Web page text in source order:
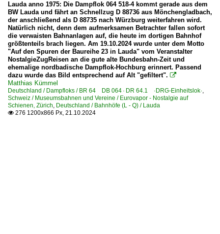
Lauda anno 1975: Die Dampflok 064 518-4 kommt gerade aus dem
BW Lauda und fährt an Schnellzug D 88736 aus Mönchengladbach,
der anschließend als D 88735 nach Würzburg weiterfahren wird.
Natürlich nicht, denn dem aufmerksamen Betrachter fallen sofort
die verwaisten Bahnanlagen auf, die heute im dortigen Bahnhof
größtenteils brach liegen. Am 19.10.2024 wurde unter dem Motto
"Auf den Spuren der Baureihe 23 in Lauda" vom Veranstalter
NostalgieZugReisen an die gute alte Bundesbahn-Zeit und
ehemalige nordbadische Dampflok-Hochburg erinnert. Passend
dazu wurde das Bild entsprechend auf Alt "gefiltert". 
Matthias Kümmel
Deutschland / Dampfloks / BR 64 DB 064 · DR 64.1 ·DRG-Einheitslok·,
Schweiz / Museumsbahnen und Vereine / Eurovapor - Nostalgie auf
Schienen, Zürich, Deutschland / Bahnhöfe (L - Q) / Lauda
 276 1200x866 Px, 21.10.2024